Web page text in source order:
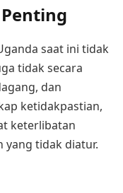
saat ini tidak
tidak secara
dan
ketidakpastian,
keterlibatan
tidak diatur.